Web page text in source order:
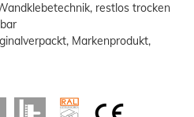
restlos trocken
Markenprodukt,